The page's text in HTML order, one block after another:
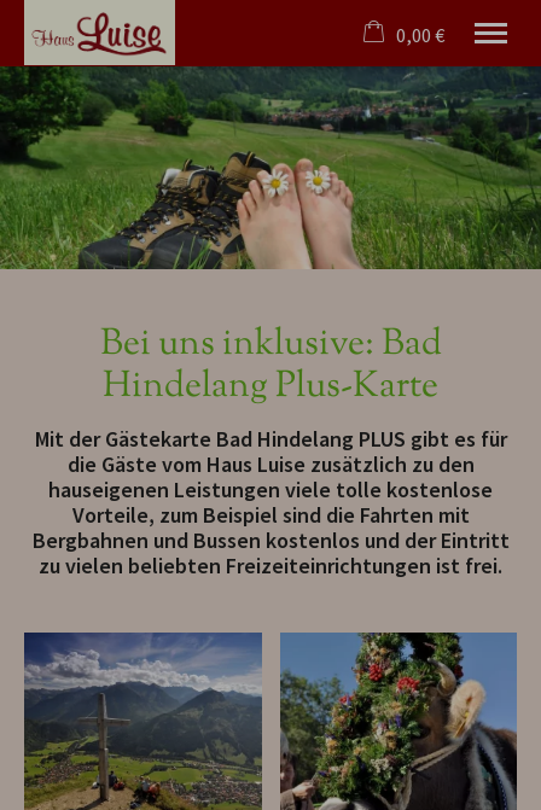
23. bis 30. August
2 Erwachsene
Willkommen
Zimmer & Angebote
Bad Hindelang Plus
Tel.08324 7632
0,00 €
×
Warenkorb ist leer
Bei uns inklusive: Bad
Hindelang Plus-Karte
Mit der Gästekarte Bad Hindelang PLUS gibt es für
die Gäste vom Haus Luise zusätzlich zu den
hauseigenen Leistungen viele tolle kostenlose
Vorteile, zum Beispiel sind die Fahrten mit
Bergbahnen und Bussen kostenlos und der Eintritt
zu vielen beliebten Freizeiteinrichtungen ist frei.